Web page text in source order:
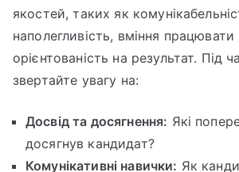
якостей, таких як
наполегливість, вміння
орієнтованість на результат. Під
звертайте увагу на:
Досвід та досягнення: Які
досягнув кандидат?
Комунікативні навички: Як